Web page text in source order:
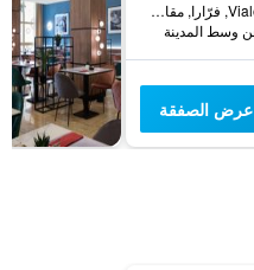
Viale Cavour 55, فرّارا, مقاطعة فيرارا, إيطاليا
عرض الصفقة